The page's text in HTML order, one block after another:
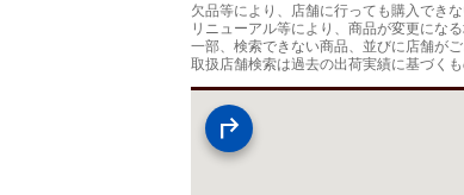
欠品等により、店舗に行っても購入でき
リニューアル等により、商品が変更にな
一部、検索できない商品、並びに店舗が
取扱店舗検索は過去の出荷実績に基づく